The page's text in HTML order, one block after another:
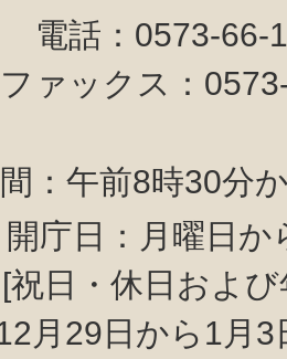
電話：0573-
ファックス：
：午前8時30分
開庁日：月曜日か
[祝日・休日およ
12月29日から1月